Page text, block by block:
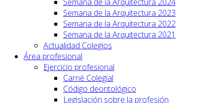
Semana de la Arquitectura 2023
Semana de la Arquitectura 2022
Semana de la Arquitectura 2021
Actualidad Colegios
Área profesional
Ejercicio profesional
Carné Colegial
Código deontológico
Legislación sobre la profesión